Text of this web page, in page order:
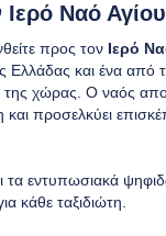
Ναό
προς τον Ιερό
Ελλάδας και ένα από
της χώρας. Ο ναός
προσελκύει
τα εντυπωσιακά
κάθε ταξιδιώτη.